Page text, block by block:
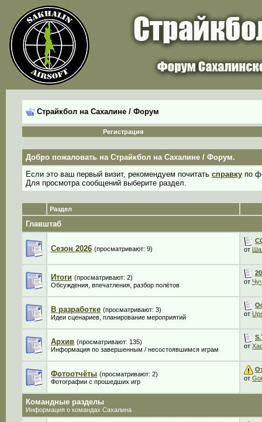
Страйкбол на Сахалине / Форум
Регистрация
Добро пожаловать на Страйкбол на Сахалине / Форум.
Если это ваш первый визит, рекомендуем почитать справку по
Для просмотра сообщений выберите раздел.
Раздел
Главштаб
Сезон 2026 (просматривают: 9)
от
Итоги (просматривают: 2)
Обсуждения, впечатления, разбор полётов
от
В разработке (просматривают: 3)
Идеи сценариев, планирование мероприятий
от
Архив (просматривают: 135)
Информация по завершенным / несостоявшимся играм
от
Фотоотчёты (просматривают: 2)
Фотографии с прошедших игр
от
Командные разделы
Информация о командах Сахалина